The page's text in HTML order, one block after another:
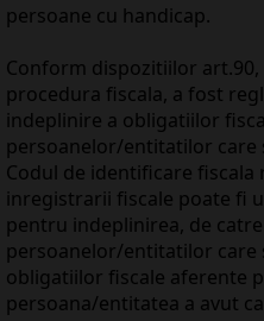
persoane cu handicap.
Conform dispozitiilor art.90,
procedura fiscala, a fost
indeplinire a obligatiilor
persoanelor/entitatilor care
Codul de identificare
inregistrarii fiscale poate fi
pentru indeplinirea, de
persoanelor/entitatilor care
obligatiilor fiscale aferente
persoana/entitatea a avut